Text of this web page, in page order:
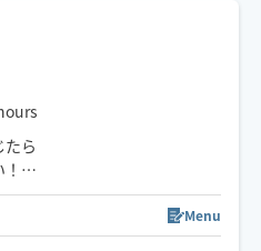
イル】が
です💃
ら
ん大好き！
ら受けられる方が多いです♪
Menu